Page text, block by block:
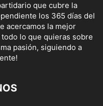
que cubre la
los 365 días del
acercamos la mejor
lo que quieras sobre
pasión, siguiendo a